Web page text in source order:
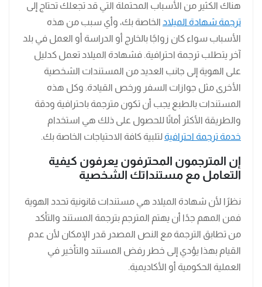
هناك الكثير من الأسباب المحتملة التي قد تجعلك تحتاج إلى
ترجمة شهادة الميلاد الخاصة بك، وأي سبب من هذه
الأسباب سواء كان زواجًا بالخارج أو الدراسة أو العمل في بلد
آخر يتطلب ترجمة احترافية. فشهادة الميلاد تعمل كدليل
على الهوية إلى جانب العديد من المستندات الشخصية
الأخرى مثل جوازات السفر ورخص القيادة. وكل هذه
المستندات بالطبع يجب أن تكون مترجمة باحترافية ودقة
والطريقة الأكثر أمانًا للحصول على ذلك هي استخدام
خدمة ترجمة احترافية لتلبية كافة الاحتياجات الخاصة بك.
إن المترجمون المحترفون يعرفون كيفية
التعامل مع مستنداتك الشخصية
نظرًا لأن شهادة الميلاد هي مستندات قانونية تحدد الهوية
فمن المهم جدًا أن يهتم المترجم بترجمة المستند والتأكد
من تطابق الترجمة مع النص المصدر قدر الإمكان لأن عدم
القيام بهذا يؤدي إلى خطر رفض المستند والتأخير في
العملية الحكومية أو الأكاديمية.